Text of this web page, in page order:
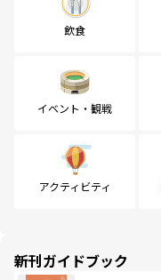
飲食
イベント・観戦
アクティビティ
新刊ガイドブック